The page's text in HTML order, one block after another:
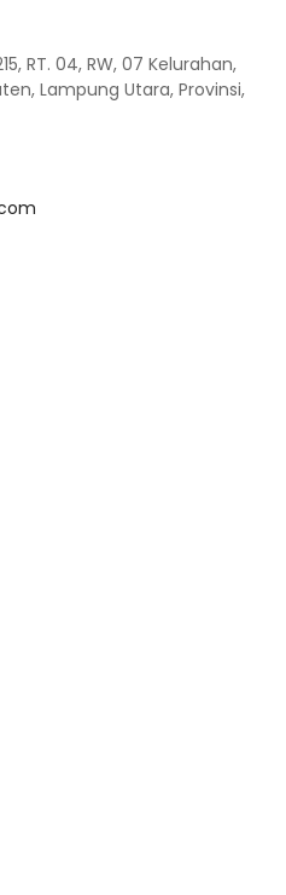
RT. 04, RW, 07 Kelurahan,
Lampung Utara, Provinsi,